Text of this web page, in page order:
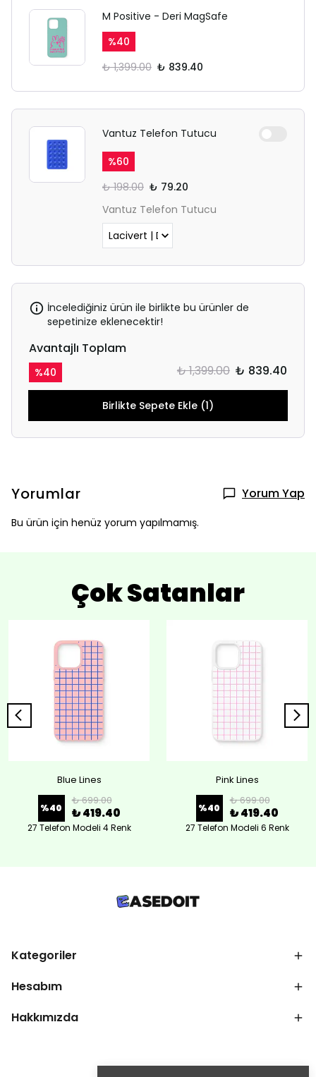
M Positive - Deri MagSafe
%40
₺ 1,399.00 ₺ 839.40
Vantuz Telefon Tutucu
%60
₺ 198.00 ₺ 79.20
Vantuz Telefon Tutucu
İncelediğiniz ürün ile birlikte bu ürünler de
sepetinize eklenecektir!
Avantajlı Toplam
%40 ₺ 1,399.00 ₺ 839.40
Birlikte Sepete Ekle (1)
Yorumlar Yorum Yap
Bu ürün için henüz yorum yapılmamış.
Çok Satanlar
Blue Lines
%40
₺ 699.00
₺ 419.40
27 Telefon Modeli 4 Renk
Pink Lines
%40
₺ 699.00
₺ 419.40
27 Telefon Modeli 6 Renk
Kategoriler
Hesabım
Hakkımızda